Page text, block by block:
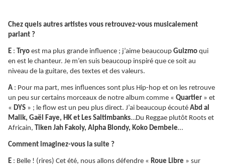
Chez quels autres artistes vous retrouvez-vous musicalement
parlant ?
E : Tryo est ma plus grande influence ; j’aime beaucoup Guizmo qui
en est le chanteur. Je m’en suis beaucoup inspiré que ce soit au
niveau de la guitare, des textes et des valeurs.
A : Pour ma part, mes influences sont plus Hip-hop et on les retrouve
un peu sur certains morceaux de notre album comme « Quartier » et
« DYS » ; le flow est un peu plus direct. J’ai beaucoup écouté Abd al
Malik, Gaël Faye, HK et Les Saltimbanks…Du Reggae plutôt Roots et
Africain, Tiken Jah Fakoly, Alpha Blondy, Koko Dembele…
Comment imaginez-vous la suite ?
E : Belle ! (rires) Cet été, nous allons défendre « Roue Libre » sur